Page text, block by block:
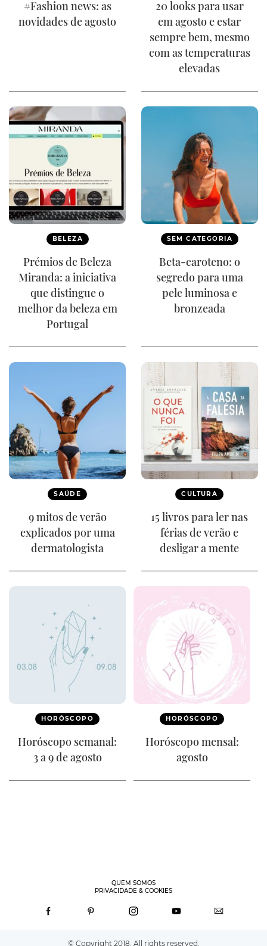
#Fashion news: as
novidades de agosto
20 looks para usar
em agosto e estar
sempre bem, mesmo
com as temperaturas
elevadas
BELEZA
Prémios de Beleza
Miranda: a iniciativa
que distingue o
melhor da beleza em
Portugal
SEM CATEGORIA
Beta-caroteno: o
segredo para uma
pele luminosa e
bronzeada
SAÚDE
9 mitos de verão
explicados por uma
dermatologista
CULTURA
15 livros para ler nas
férias de verão e
desligar a mente
HORÓSCOPO
Horóscopo semanal:
3 a 9 de agosto
HORÓSCOPO
Horóscopo mensal:
agosto
QUEM SOMOS
PRIVACIDADE & COOKIES
© Copyright 2018. All rights reserved.